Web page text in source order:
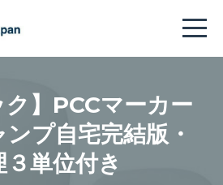
ク】PCCマーカー
プ自宅完結版・
３単位付き